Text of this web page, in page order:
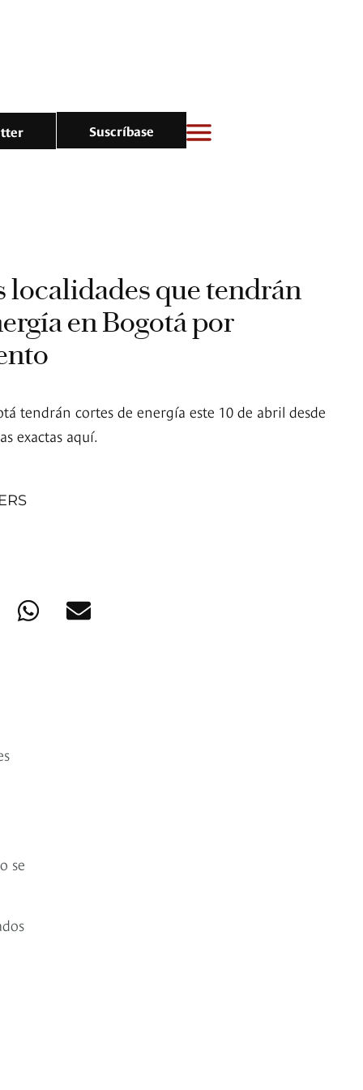
Suscríbase
localidades que tendrán
en Bogotá por
tendrán cortes de energía este 10 de abril desde
exactas aquí.
se